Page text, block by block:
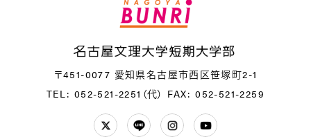
〒451-0077 愛知県名古屋市西区笹塚町2-1
TEL: 052-521-2251（代） FAX: 052-521-2259